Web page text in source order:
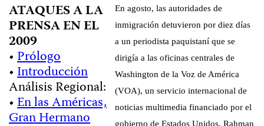
ATAQUES A LA
PRENSA EN EL
2009
•Prólogo
•Introducción
Análisis Regional:
•En las Américas,
Gran Hermano
En agosto, las autoridades de
inmigración detuvieron por diez días
a un periodista paquistaní que se
dirigía a las oficinas centrales de
Washington de la Voz de América
(VOA), un servicio internacional de
noticias multimedia financiado por el
gobierno de Estados Unidos. Rahman